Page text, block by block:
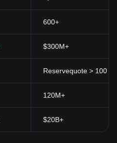
600+
$300M+
Reservequote > 100
120M+
$20B+